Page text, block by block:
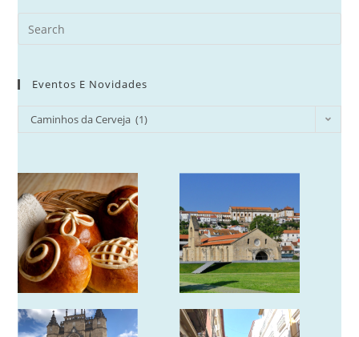
Search
Eventos E Novidades
Eventos
Caminhos da Cerveja (1)